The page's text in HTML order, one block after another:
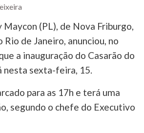
(PL), de Nova Friburgo,
Rio de Janeiro, anunciou, no
a inauguração do Casarão do
nesta sexta-feira, 15.
para as 17h e terá uma
segundo o chefe do Executivo